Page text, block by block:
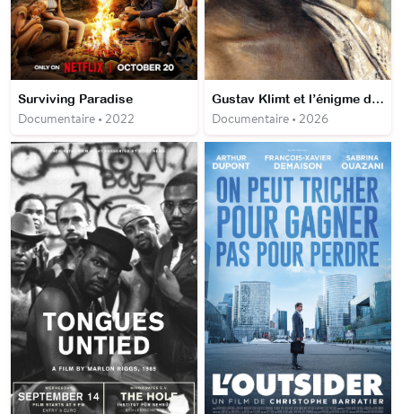
Surviving Paradise
Documentaire • 2022
Gustav Klimt et l’énigme du prince ghanéen
Documentaire • 2026